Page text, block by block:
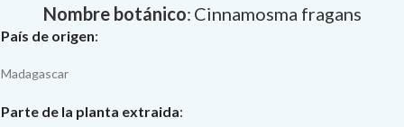
Nombre botánico: Cinnamosma fragans
País de origen:
Madagascar
Parte de la planta extraida: